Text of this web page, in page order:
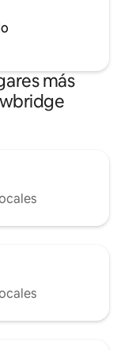
más